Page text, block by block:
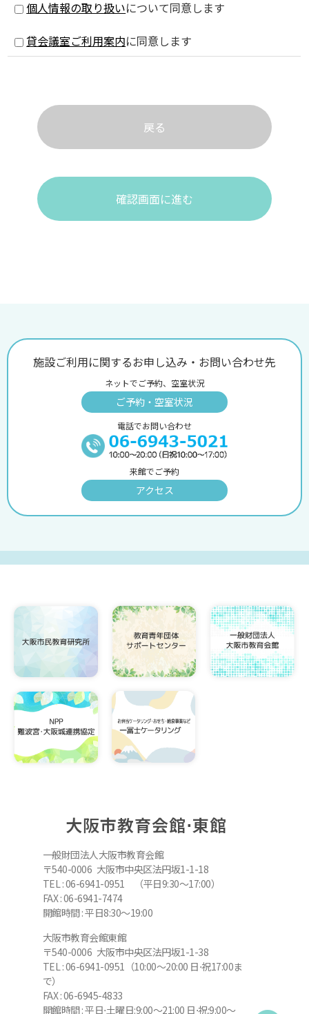
個人情報の取り扱いについて同意します
貸会議室ご利用案内に同意します
戻る
確認画面に進む
施設ご利用に関するお申し込み・お問い合わせ先
ネットでご予約、空室状況
ご予約・空室状況
電話でお問い合わせ
来館でご予約
アクセス
大阪市教育会館⋅東館
一般財団法人大阪市教育会館
〒540-0006 大阪市中央区法円坂1-1-18
TEL : 06-6941-0951 （平日9:30～17:00）
FAX : 06-6941-7474
開館時間 : 平日8:30～19:00
大阪市教育会館東館
〒540-0006 大阪市中央区法円坂1-1-38
TEL : 06-6941-0951（10:00～20:00 日⋅祝17:00ま
で）
FAX : 06-6945-4833
開館時間 : 平日⋅土曜日:9:00～21:00 日⋅祝:9:00～